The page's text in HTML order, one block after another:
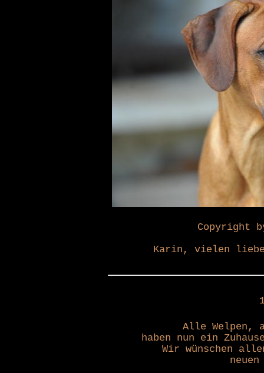
Copyright
Karin, vielen
Alle Welpen,
haben nun ein
Wir wünschen